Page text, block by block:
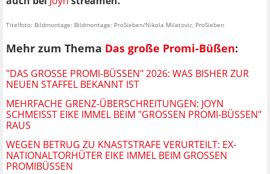
Titelfoto: Bildmontage: Bildmontage: ProSieben/Nikola Milatovic, ProSieben
Mehr zum Thema Das große Promi-Büßen:
"DAS GROSSE PROMI-BÜSSEN" 2026: WAS BISHER ZUR NE
UEN STAFFEL BEKANNT IST
MEHRFACHE GRENZ-ÜBERSCHREITUNGEN: JOYN
SCHMEISST EIKE IMMEL BEIM "GROSSEN PROMI-BÜSSEN" RAU
S
WEGEN BETRUG ZU KNASTSTRAFE VERURTEILT: EX-
NATIONALTORHÜTER EIKE IMMEL BEIM GROSSEN P
ROMIBÜSSEN